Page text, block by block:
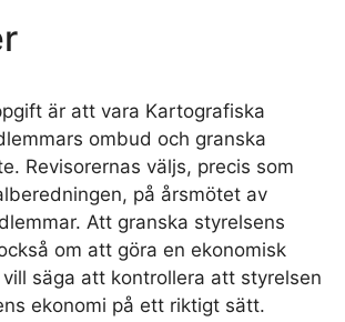
är att vara Kartografiska
ombud och granska
Revisorernas väljs, precis som
på årsmötet av
Att granska styrelsens
om att göra en ekonomisk
säga att kontrollera att styrelsen
ekonomi på ett riktigt sätt.